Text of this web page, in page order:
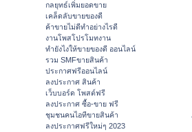
กลยุทธ์เพิ่มยอดขาย
เคล็ดลับขายของดี
ค้าขายไม่ดีทำอย่างไรดี
งานโพสโปรโมทงาน
ทํายังไงให้ขายของดี ออนไลน์
รวม SMFขายสินค้า
ประกาศฟรีออนไลน์
ลงประกาศ สินค้า
เว็บบอร์ด โพสต์ฟรี
ลงประกาศ ซื้อ-ขาย ฟรี
ชุมชนคนไอทีขายสินค้า
ลงประกาศฟรีใหม่ๆ 2023